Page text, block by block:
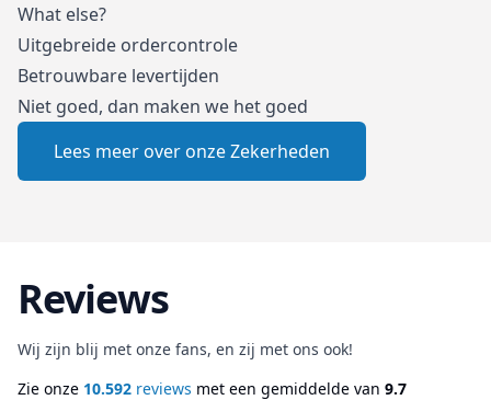
What else?
Uitgebreide ordercontrole
Betrouwbare levertijden
Niet goed, dan maken we het goed
Lees meer over onze Zekerheden
Reviews
Wij zijn blij met onze fans, en zij met ons ook!
Zie onze 10.592 reviews met een gemiddelde van 9.7